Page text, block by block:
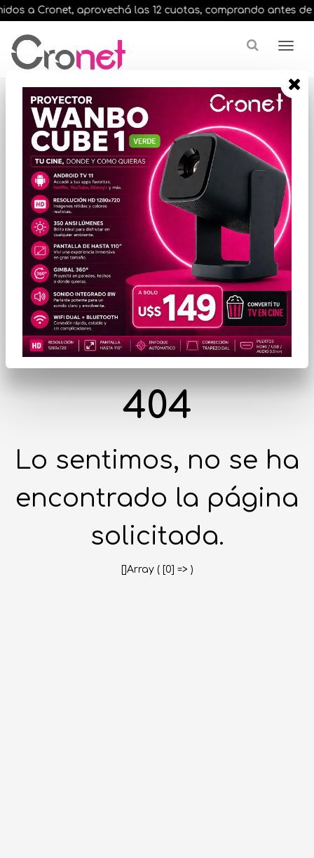
a Cronet, aprovechá las 12 cuotas, comprando antes de
404
Lo sentimos, no se ha
encontrado la página
solicitada.
[]Array ( [0] => )